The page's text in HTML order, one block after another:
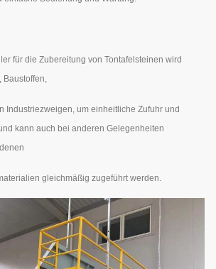
für die Zubereitung von Tontafelsteinen wird
Baustoffen,
Industriezweigen, um einheitliche Zufuhr und
kann auch bei anderen Gelegenheiten
gleichmäßig zugeführt werden.